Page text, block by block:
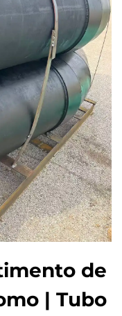
de
| Tubo